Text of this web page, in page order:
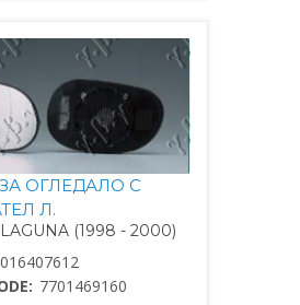
ОГЛЕДАЛО С
Л.
(1998 - 2000)
016407612
7701469160